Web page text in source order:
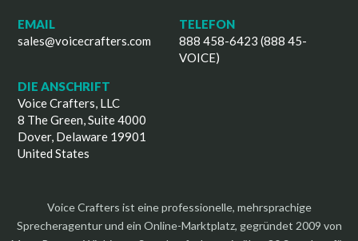
EMAIL
sales@voicecrafters.com
TELEFON
888 458-6423 (888 45-
VOICE)
DIE ANSCHRIFT
Voice Crafters, LLC
8 The Green, Suite 4000
Dover, Delaware 19901
United States
Voice Crafters ist eine professionelle, mehrsprachige
Sprecheragentur und ein Online-Marktplatz, gegründet 2009 von